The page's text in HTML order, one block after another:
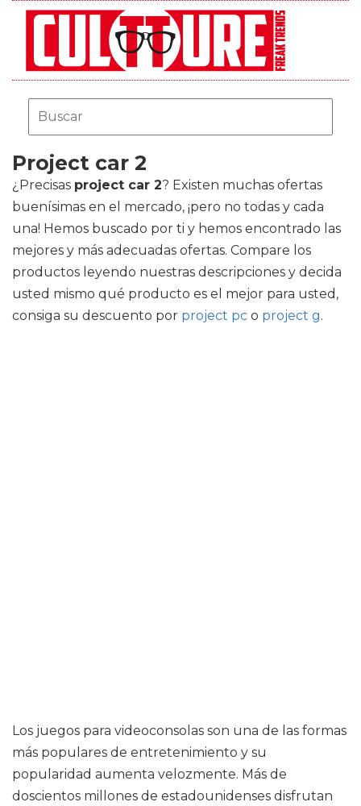
Project car 2
¿Precisas project car 2? Existen muchas ofertas
buenísimas en el mercado, ¡pero no todas y cada
una! Hemos buscado por ti y hemos encontrado las
mejores y más adecuadas ofertas. Compare los
productos leyendo nuestras descripciones y decida
usted mismo qué producto es el mejor para usted,
consiga su descuento por project pc o project g.
Los juegos para videoconsolas son una de las formas
más populares de entretenimiento y su
popularidad aumenta velozmente. Más de
doscientos millones de estadounidenses disfrutan